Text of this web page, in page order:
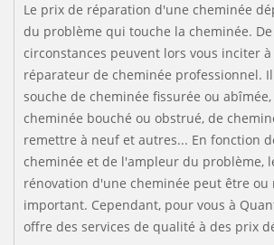
Le prix de réparation d'une cheminée
du problème qui touche la cheminée.
circonstances peuvent lors vous inciter
réparateur de cheminée professionnel. Il
souche de cheminée fissurée ou
cheminée bouché ou obstrué, de
remettre à neuf et autres... En fonction
cheminée et de l'ampleur du problème,
rénovation d'une cheminée peut être ou
important. Cependant, pour vous à
offre des services de qualité à des prix